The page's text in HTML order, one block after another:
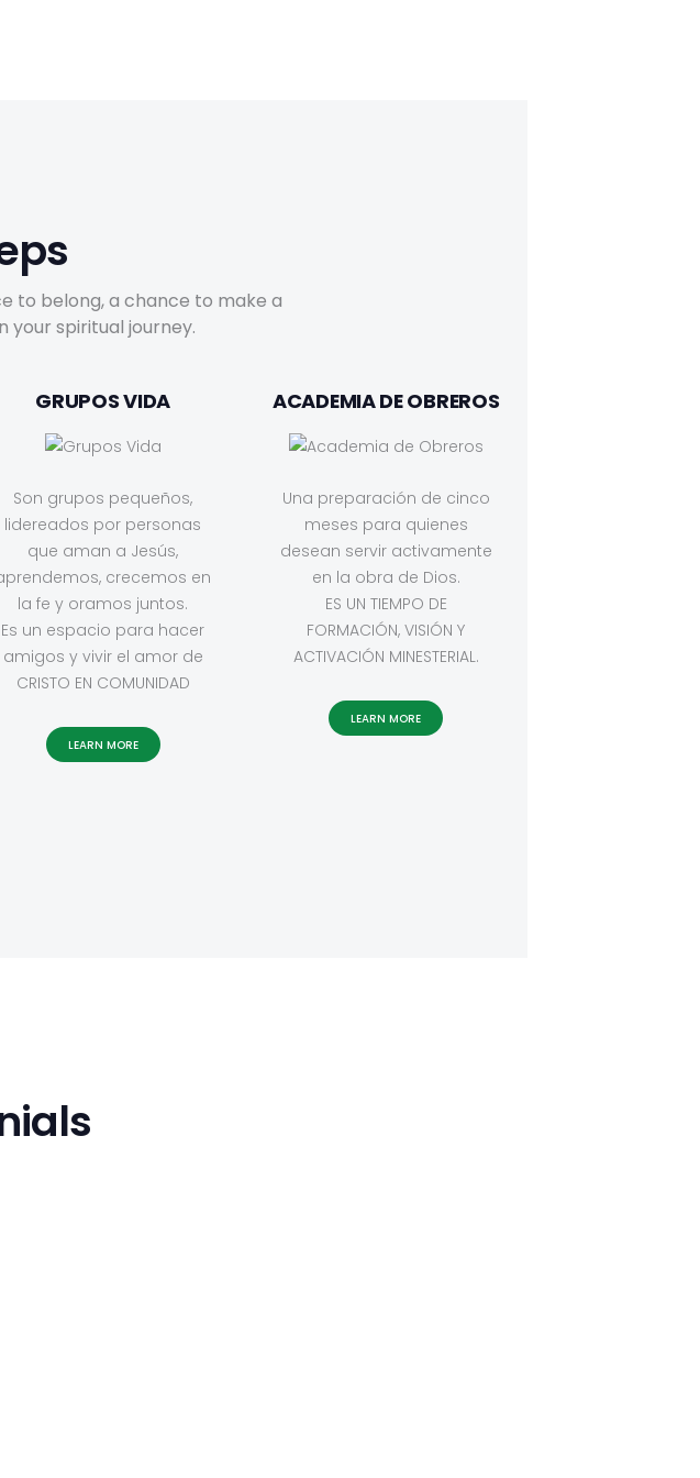
to belong, a chance to make a
your spiritual journey.
GRUPOS VIDA
Son grupos pequeños,
lidereados por personas
que aman a Jesús,
crecemos en
la fe y oramos juntos.
Es un espacio para hacer
amigos y vivir el amor de
CRISTO EN COMUNIDAD
LEARN MORE
ACADEMIA DE OBREROS
Una preparación de cinco
meses para quienes
desean servir activamente
en la obra de Dios.
ES UN TIEMPO DE
FORMACIÓN, VISIÓN Y
ACTIVACIÓN MINESTERIAL.
LEARN MORE